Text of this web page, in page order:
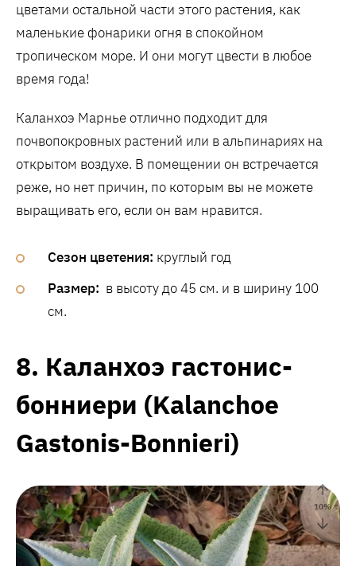
цветами остальной части этого растения, как
маленькие фонарики огня в спокойном
тропическом море. И они могут цвести в любое
время года!
Каланхоэ Марнье отлично подходит для
почвопокровных растений или в альпинариях на
открытом воздухе. В помещении он встречается
реже, но нет причин, по которым вы не можете
выращивать его, если он вам нравится.
Сезон цветения: круглый год
Размер: в высоту до 45 см. и в ширину 100
см.
8. Каланхоэ гастонис-
бонниери (Kalanchoe
Gastonis-Bonnieri)
10%